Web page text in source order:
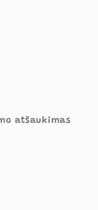
atšaukimas